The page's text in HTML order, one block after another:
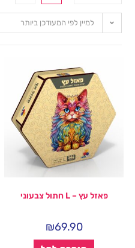
למיין לפי המעודכן ביותר
פאזל עץ – L חתול צבעוני
₪69.90